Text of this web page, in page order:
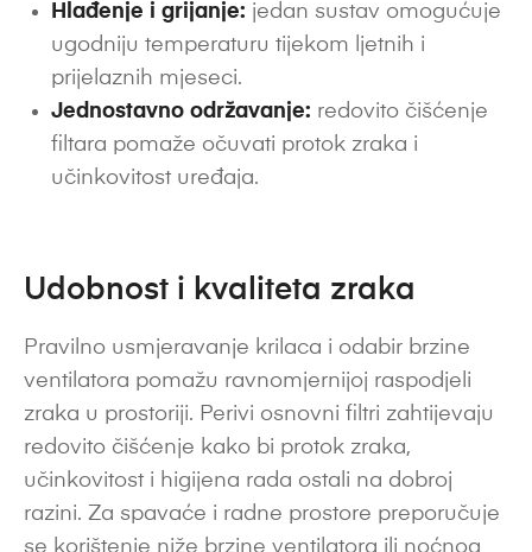
Hlađenje i grijanje: jedan sustav omogućuje
ugodniju temperaturu tijekom ljetnih i
prijelaznih mjeseci.
Jednostavno održavanje: redovito čišćenje
filtara pomaže očuvati protok zraka i
učinkovitost uređaja.
Udobnost i kvaliteta zraka
Pravilno usmjeravanje krilaca i odabir brzine
ventilatora pomažu ravnomjernijoj raspodjeli
zraka u prostoriji. Perivi osnovni filtri zahtijevaju
redovito čišćenje kako bi protok zraka,
učinkovitost i higijena rada ostali na dobroj
razini. Za spavaće i radne prostore preporučuje
se korištenje niže brzine ventilatora ili noćnog